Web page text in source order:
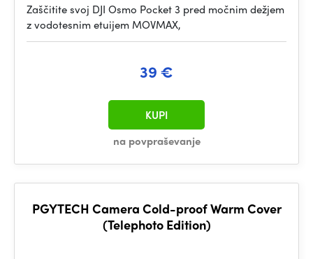
Zaščitite svoj DJI Osmo Pocket 3 pred močnim dežjem
z vodotesnim etuijem MOVMAX,
39 €
na povpraševanje
KUPI
PGYTECH Camera Cold-proof Warm Cover
(Telephoto Edition)